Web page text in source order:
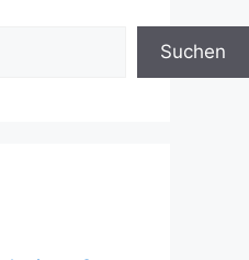
Suchen